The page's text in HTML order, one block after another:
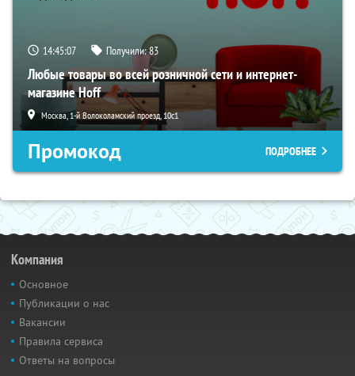
14:45:06 Получили:83
Любые товары во всей розничной сети и интернет-
магазине Hoff
Москва, 1-й Волоколамский проезд, 10с1
Промокод ПОДРОБНЕЕ
Компания
Основное
Публикации о нас
Вакансии
Правила сервиса
Ответы на вопросы